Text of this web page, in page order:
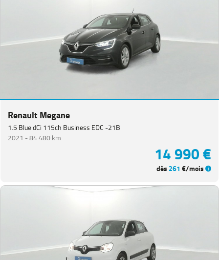
Renault Megane
1.5 Blue dCi 115ch Business EDC -21B
2021 -84 480 km
14 990 €
dès 261 €/mois